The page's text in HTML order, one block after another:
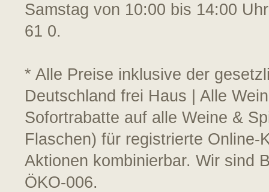
Samstag von 10:00 bis 14:00
61 0.
* Alle Preise inklusive der
Deutschland frei Haus | Alle
Sofortrabatte auf alle Weine &
Flaschen) für registrierte
Aktionen kombinierbar. Wir sind
ÖKO-006.